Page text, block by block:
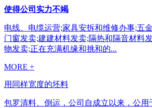
使得公司实力不竭
电线、电缆运营;家具安拆和维修办事;五
门窗发卖;建建材料发卖;隔热和隔音材料
物发卖;正在充满机缘和挑和的...
MORE +
用同样宽度的坯料
包罗清料、倒运，公司自成立以来，公用